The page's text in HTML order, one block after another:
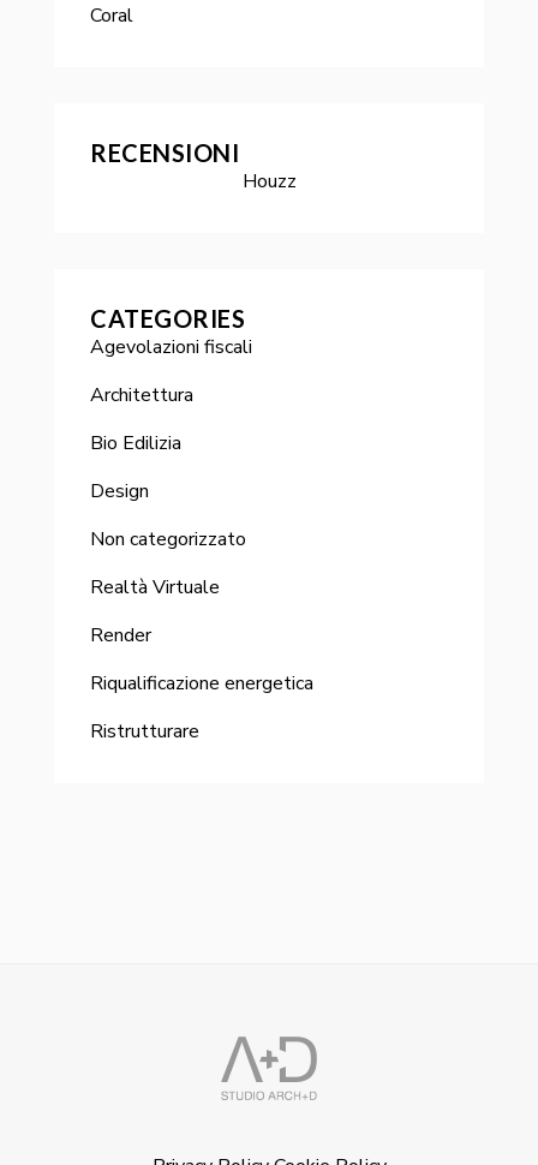
Coral
RECENSIONI
Houzz
CATEGORIES
Agevolazioni fiscali
Architettura
Bio Edilizia
Design
Non categorizzato
Realtà Virtuale
Render
Riqualificazione energetica
Ristrutturare